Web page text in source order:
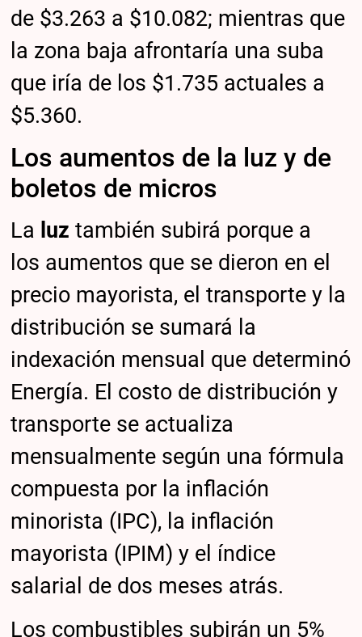
de $3.263 a $10.082; mientras que
la zona baja afrontaría una suba
que iría de los $1.735 actuales a
$5.360.
Los aumentos de la luz y de
boletos de micros
La luz también subirá porque a
los aumentos que se dieron en el
precio mayorista, el transporte y la
distribución se sumará la
indexación mensual que determinó
Energía. El costo de distribución y
transporte se actualiza
mensualmente según una fórmula
compuesta por la inflación
minorista (IPC), la inflación
mayorista (IPIM) y el índice
salarial de dos meses atrás.
Los combustibles subirán un 5%